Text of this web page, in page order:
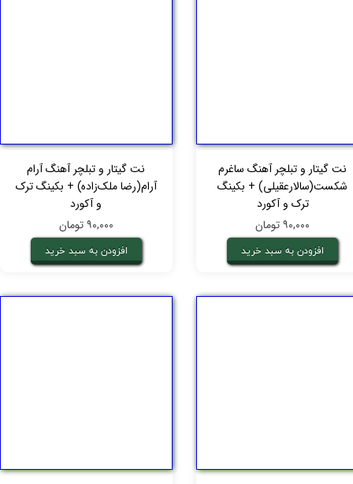
نت گیتار و تبلچر آهنگ ساغرم
شکست(سالارعقیلی) + بکینگ
ترک و آکورد
۹۰,۰۰۰ تومان
افزودن به سبد خرید
نت گیتار و تبلچر آهنگ آرام
آرام(رضا ملک‌زاده) + بکینگ ترک
و آکورد
۹۰,۰۰۰ تومان
افزودن به سبد خرید